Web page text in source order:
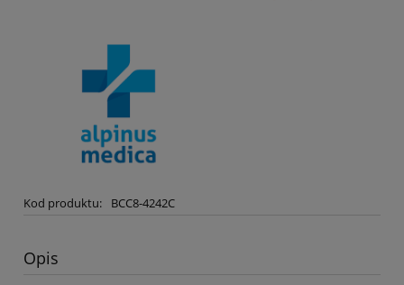
Kod produktu: BCC8-4242C
Opis